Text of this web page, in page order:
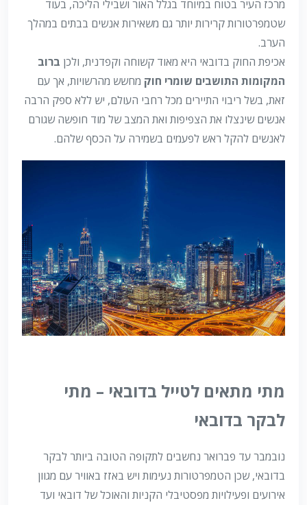
מרכז העיר בטוח במיוחד בגלל האור ושבילי הליכה, בעוד
שטמפרטורות קרירות יותר גם משאירות אנשים בבתים במהלך
הערב.
אכיפת החוק בדובאי היא מאוד קשוחה וקפדנית, ולכן ברוב
המקומות התושבים שומרי חוק מחשש מהרשויות, אך עם
זאת, בשל ריבוי התיירים מכל רחבי העולם, יש ללא ספק הרבה
אנשים שינצלו את הצפיפות ואת המצב של מוד חופשה שגורם
לאנשים להקל ראש לפעמים בשמירה על הכסף שלהם.
מתי מתאים לטייל בדובאי – מתי
לבקר בדובאי
נובמבר עד פברואר נחשבים לתקופה הטובה ביותר לבקר
בדובאי, שכן הטמפרטורות נעימות ויש באזז באוויר עם מגוון
אירועים ופעילויות מפסטיבלי הקניות והאוכל של דובאי ועד